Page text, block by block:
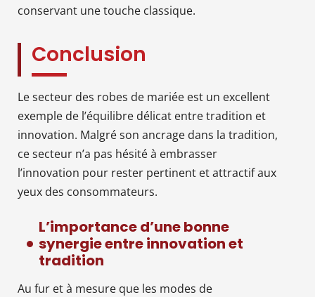
conservant une touche classique.
Conclusion
Le secteur des robes de mariée est un excellent
exemple de l’équilibre délicat entre tradition et
innovation. Malgré son ancrage dans la tradition,
ce secteur n’a pas hésité à embrasser
l’innovation pour rester pertinent et attractif aux
yeux des consommateurs.
L’importance d’une bonne
synergie entre innovation et
tradition
Au fur et à mesure que les modes de